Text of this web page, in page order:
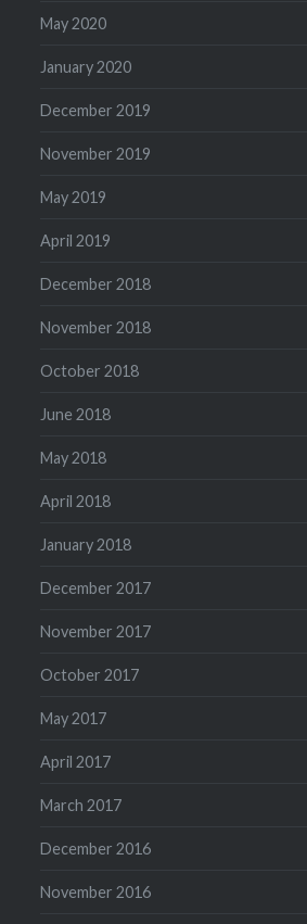
May 2020
January 2020
December 2019
November 2019
May 2019
April 2019
December 2018
November 2018
October 2018
June 2018
May 2018
April 2018
January 2018
December 2017
November 2017
October 2017
May 2017
April 2017
March 2017
December 2016
November 2016